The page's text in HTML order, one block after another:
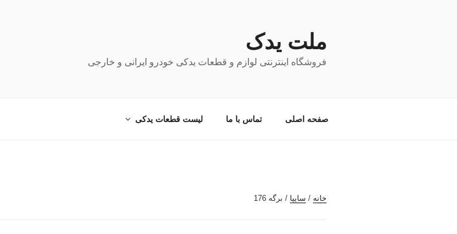
ملت یدک
فروشگاه اینترنتی لوازم و قطعات یدکی خودرو ایرانی و خارجی
صفحه اصلی تماس با ما لیست قطعات یدکی
خانه / سایپا / برگه 176